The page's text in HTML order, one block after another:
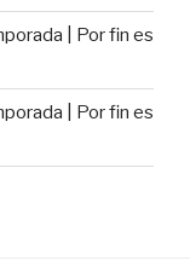
| Por fin es
| Por fin es